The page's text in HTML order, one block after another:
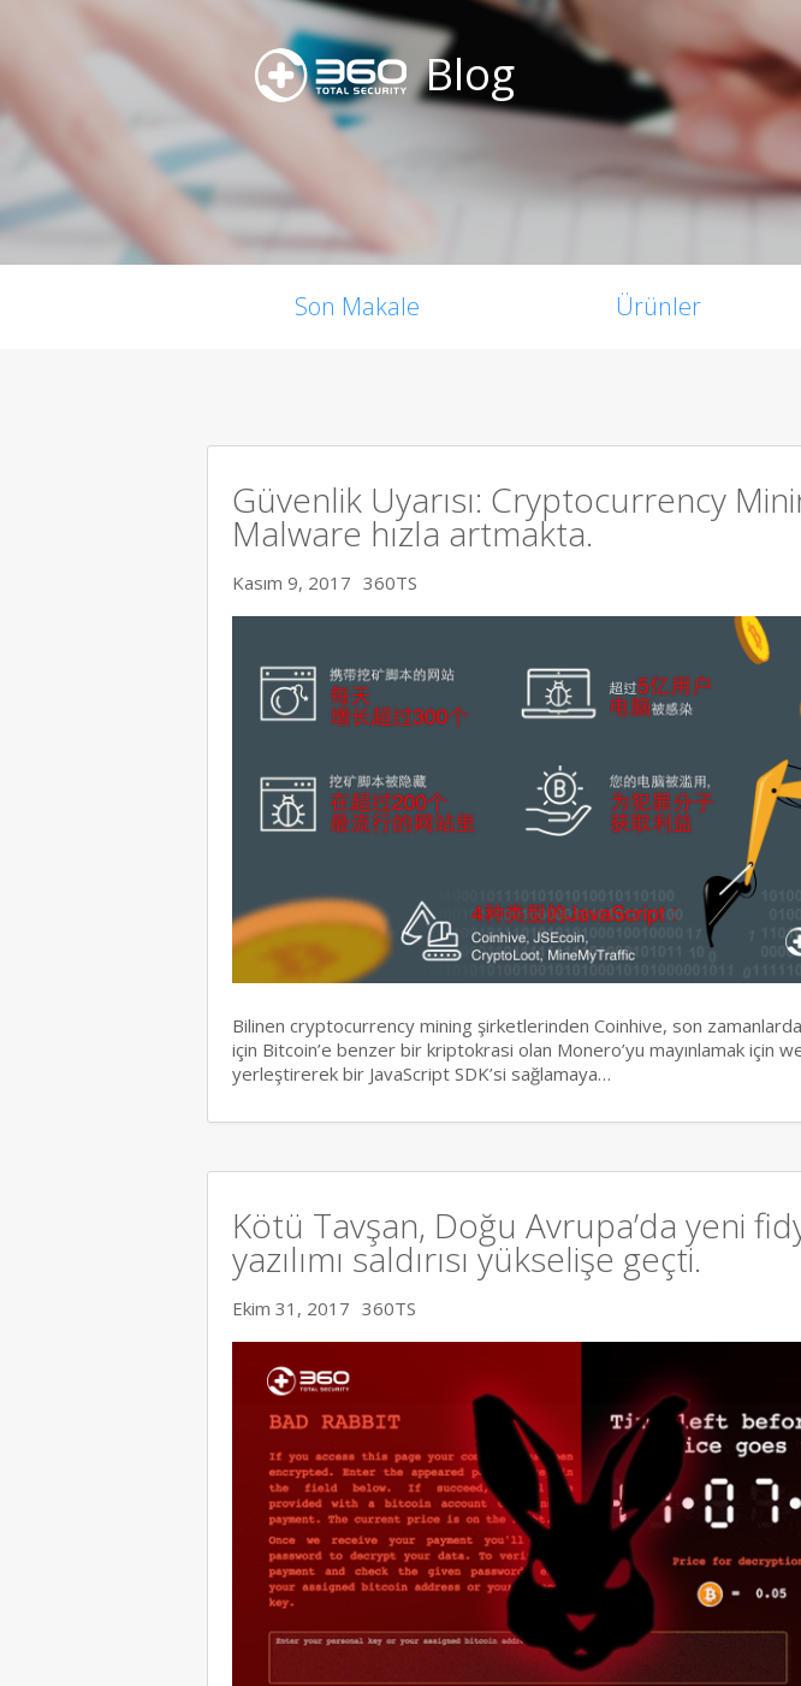
Blog
Son Makale Ürünler
Güvenlik Uyarısı: Cryptocurrency
Malware hızla artmakta.
Kasım 9, 2017 360TS
Bilinen cryptocurrency mining şirketlerinden Coinhive, son
için Bitcoin’e benzer bir kriptokrasi olan Monero’yu mayınlamak için
yerleştirerek bir JavaScript SDK’si sağlamaya…
Kötü Tavşan, Doğu Avrupa’da yeni
yazılımı saldırısı yükselişe geçti.
Ekim 31, 2017 360TS